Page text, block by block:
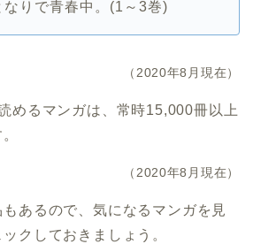
りで青春中。(1～3巻)
（2020年8月現在）
めるマンガは、常時15,000冊以上
（2020年8月現在）
あるので、気になるマンガを見
クしておきましょう。